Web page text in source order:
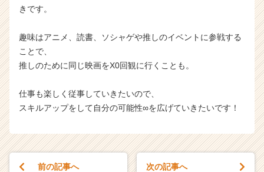
きです。
趣味はアニメ、読書、ソシャゲや推しのイベントに参戦する
ことで、
推しのために同じ映画をX0回観に行くことも。
仕事も楽しく従事していきたいので、
スキルアップをして自分の可能性∞を広げていきたいです！
前の記事へ 次の記事へ